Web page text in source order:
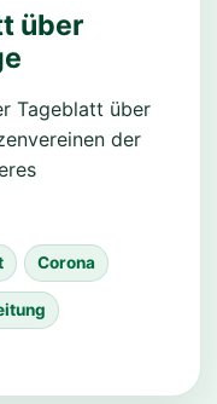
über
Tageblatt über
der
Corona